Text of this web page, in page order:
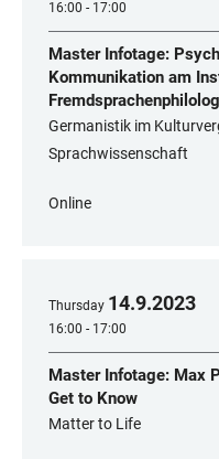
16:00 - 17:00
Master Infotage:
Kommunikation am
Germanistik im
Sprachwissenschaft
Online
Thursday 14.9.2023
16:00 - 17:00
Master Infotage: Max
Get to Know
Matter to Life